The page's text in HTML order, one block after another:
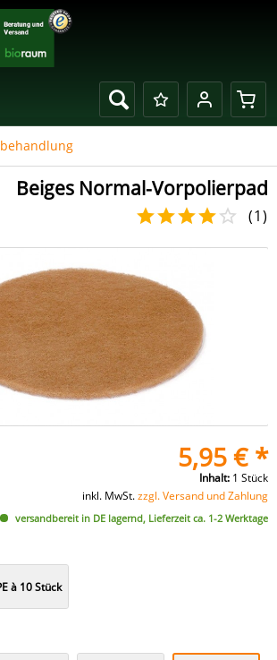
Beiges Normal-Vorpolierpad
(1)
5,95 € *
Inhalt: 1 Stück
inkl. MwSt.zzgl. Versand und Zahlung
versandbereit in DE lagernd, Lieferzeit ca. 1-2 Werktage
à 10 Stück